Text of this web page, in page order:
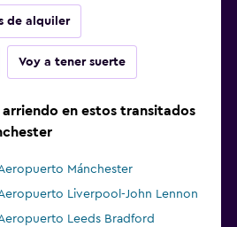
de alquiler
Voy a tener suerte
en estos transitados
Mánchester
Liverpool-John Lennon
Leeds Bradford